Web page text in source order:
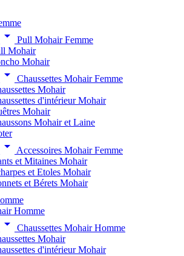

Pull Mohair Femme
Mohair
Mohair

Chaussettes Mohair Femme
Mohair
d'intérieur Mohair
Mohair
Mohair et Laine

Accessoires Mohair Femme
et Mitaines Mohair
et Etoles Mohair
et Bérets Mohair
Homme

Chaussettes Mohair Homme
Mohair
d'intérieur Mohair